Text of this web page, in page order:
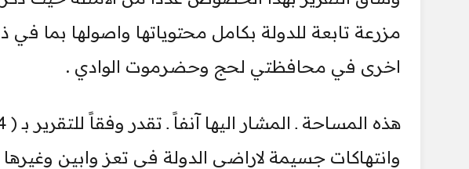
مزرعة تابعة للدولة بكامل محتوياتها واصولها بما في
اخرى في محافظتي لحج وحضرموت الوادي .
وانتهاكات جسيمة لاراضي الدولة في تعز وابين